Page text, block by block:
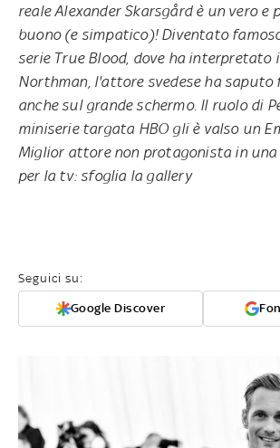
reale Alexander Skarsgård è un vero e
buono (e simpatico)! Diventato
serie True Blood, dove ha interpretato
Northman, l'attore svedese ha saputo
anche sul grande schermo. Il ruolo di
miniserie targata HBO gli è valso un
Miglior attore non protagonista in
per la tv: sfoglia la gallery
Seguici su:
Google Discover